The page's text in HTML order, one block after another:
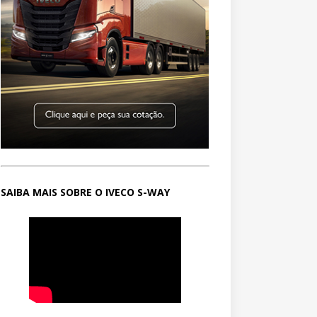
SAIBA MAIS SOBRE O IVECO S-WAY